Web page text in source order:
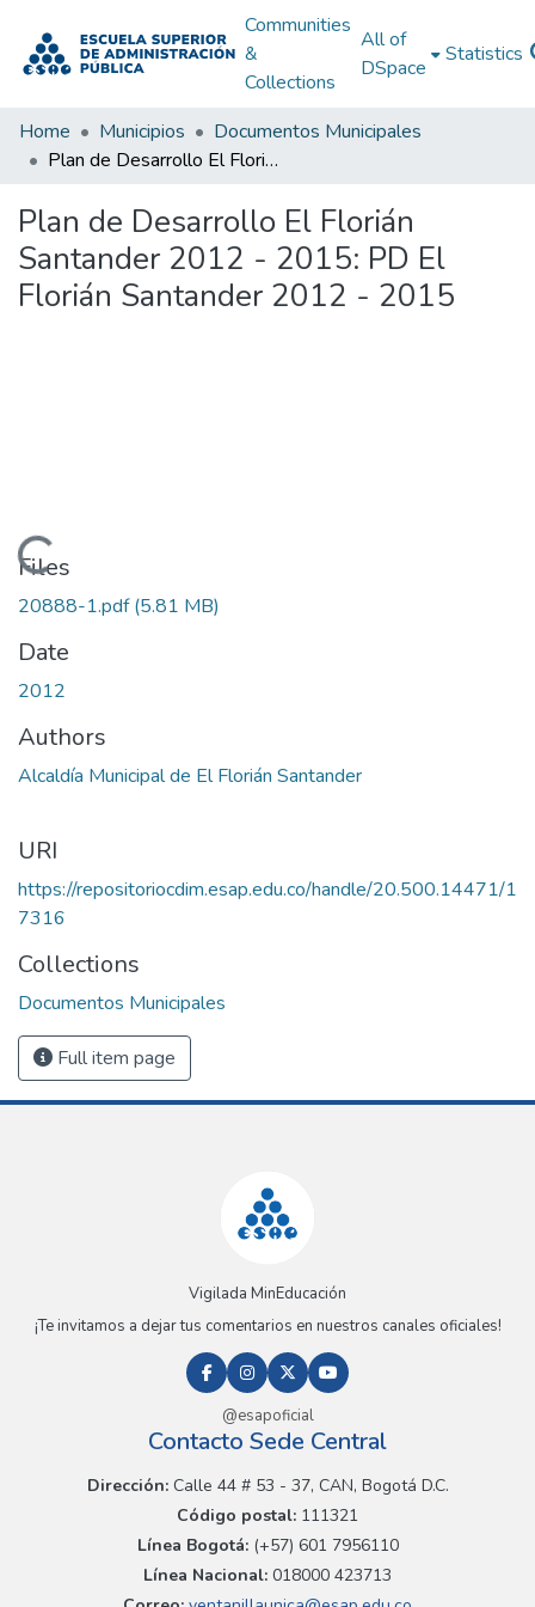
Communities
&
Collections
All of
DSpace
Statistics
Home Municipios
Documentos Municipales
Plan de Desarrollo El Florián Santander 2012 - 2015: PD El Florián Santander 2012 - 2015
Plan de Desarrollo El Florián
Santander 2012 - 2015: PD El
Florián Santander 2012 - 2015
Loading...
Files
20888-1.pdf(5.81 MB)
Date
2012
Authors
Alcaldía Municipal de El Florián Santander
URI
https://repositoriocdim.esap.edu.co/handle/20.500.14471/1
7316
Collections
Documentos Municipales
Full item page
Vigilada MinEducación
¡Te invitamos a dejar tus comentarios en nuestros canales oficiales!
@esapoficial
Contacto Sede Central
Dirección:Calle 44 # 53 - 37, CAN, Bogotá D.C.
Código postal: 111321
Línea Bogotá:(+57) 601 7956110
Línea Nacional: 018000 423713